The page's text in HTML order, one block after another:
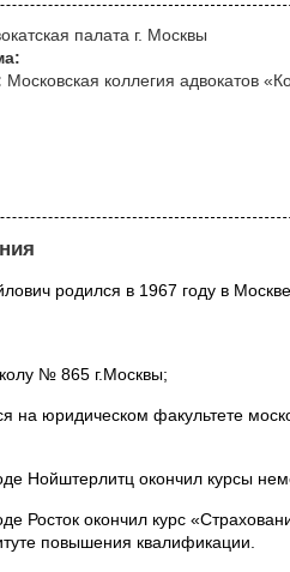
палата г. Москвы
Московская коллегия адвокатов
родился в 1967 году в
№ 865 г.Москвы;
на юридическом факультете
Нойштерлитц окончил курсы
Росток окончил курс
повышения квалификации.